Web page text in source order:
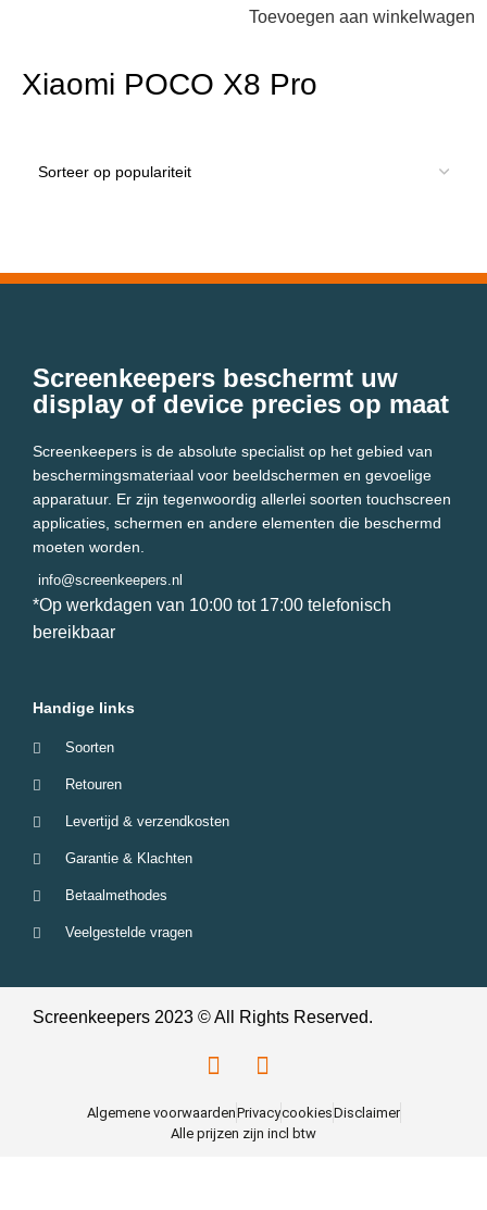
Toevoegen aan winkelwagen
Xiaomi POCO X8 Pro
Screenkeepers beschermt uw
display of device precies op maat
Screenkeepers is de absolute specialist op het gebied van
beschermingsmateriaal voor beeldschermen en gevoelige
apparatuur. Er zijn tegenwoordig allerlei soorten touchscreen
applicaties, schermen en andere elementen die beschermd
moeten worden.
info@screenkeepers.nl
*Op werkdagen van 10:00 tot 17:00 telefonisch
bereikbaar
Handige links
Soorten
Retouren
Levertijd & verzendkosten
Garantie & Klachten
Betaalmethodes
Veelgestelde vragen
Screenkeepers 2023 © All Rights Reserved.
Algemene voorwaardenPrivacycookiesDisclaimer
Alle prijzen zijn incl btw